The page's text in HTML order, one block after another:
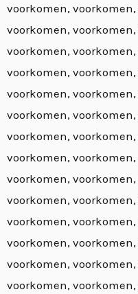
voorkomen,
voorkomen,
voorkomen,
voorkomen,
voorkomen,
voorkomen,
voorkomen,
voorkomen,
voorkomen,
voorkomen,
voorkomen,
voorkomen,
voorkomen,
voorkomen,